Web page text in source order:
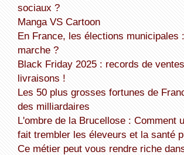
sociaux ?
Manga VS Cartoon
En France, les élections municipales : comment ça
marche ?
Black Friday 2025 : records de ventes, chaos de
livraisons !
Les 50 plus grosses fortunes de France sont tous
des milliardaires
L'ombre de la Brucellose : Comment une bactérie
fait trembler les éleveurs et la santé
Ce métier peut vous rendre riche dans les années à